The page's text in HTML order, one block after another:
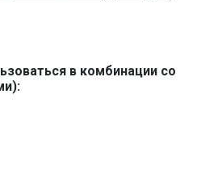
в комбинации со